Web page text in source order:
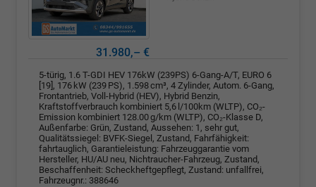
31.980,– €
5-türig, 1.6 T-GDI HEV 176kW (239PS) 6-Gang-A/T, EURO 6
[19], 176 kW (239 PS), 1.598 cm³, 4 Zylinder, Autom. 6-Gang,
Frontantrieb, Voll-Hybrid (HEV), Hybrid Benzin,
Kraftstoffverbrauch kombiniert 5,6 l/100km (WLTP), CO₂-
Emission kombiniert 128.00 g/km (WLTP), CO₂-Klasse D,
Außenfarbe: Grün, Zustand, Aussehen: 1, sehr gut,
Qualitätssiegel: BVFK-Siegel, Zustand, Fahrfähigkeit:
fahrtauglich, Garantieleistung: Fahrzeuggarantie vom
Hersteller, HU/AU neu, Nichtraucher-Fahrzeug, Zustand,
Beschaffenheit: Scheckheftgepflegt, Zustand: unfallfrei,
Fahrzeugnr.: 388646